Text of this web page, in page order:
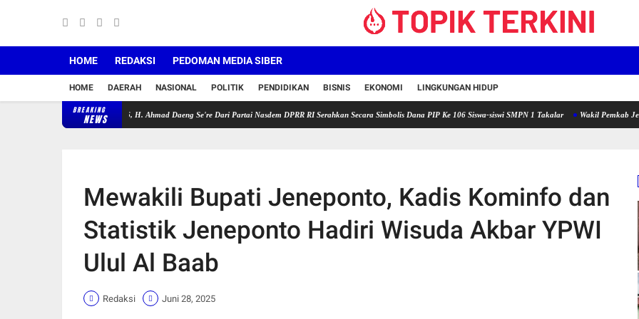
HOME REDAKSI PEDOMAN MEDIA SIBER
HOME DAERAH NASIONAL POLITIK PENDIDIKAN BISNIS EKONOMI LINGKUNGAN HIDUP
BREAKING
NEWS
V Tahun 2025-2026, H. Ahmad Daeng Se're Dari Partai Nasdem DPRR RI Serahkan Secara Simbolis Dana PIP Ke 106 Siswa-siswi SMPN 1 Takalar Wakil Pemkab Jeneponto
Mewakili Bupati Jeneponto, Kadis Kominfo dan
Statistik Jeneponto Hadiri Wisuda Akbar YPWI
Ulul Al Baab
Redaksi Juni 28, 2025